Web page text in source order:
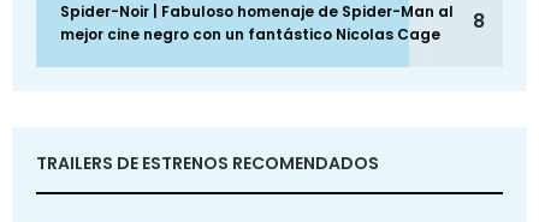
Spider-Noir | Fabuloso homenaje de Spider-Man al
mejor cine negro con un fantástico Nicolas Cage
8
TRAILERS DE ESTRENOS RECOMENDADOS